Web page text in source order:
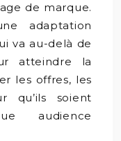
de marque.
adaptation
va au-delà de
atteindre la
les offres, les
qu’ils soient
audience